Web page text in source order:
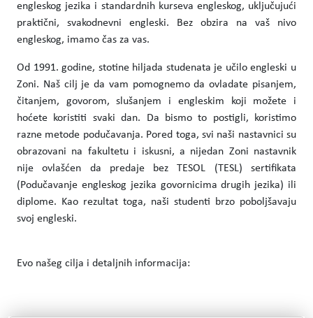
engleskog jezika i standardnih kurseva engleskog, uključujući
praktični, svakodnevni engleski. Bez obzira na vaš nivo
engleskog, imamo čas za vas.
Od 1991. godine, stotine hiljada studenata je učilo engleski u
Zoni. Naš cilj je da vam pomognemo da ovladate pisanjem,
čitanjem, govorom, slušanjem i engleskim koji možete i
hoćete koristiti svaki dan. Da bismo to postigli, koristimo
razne metode podučavanja. Pored toga, svi naši nastavnici su
obrazovani na fakultetu i iskusni, a nijedan Zoni nastavnik
nije ovlašćen da predaje bez TESOL (TESL) sertifikata
(Podučavanje engleskog jezika govornicima drugih jezika) ili
diplome. Kao rezultat toga, naši studenti brzo poboljšavaju
svoj engleski.
Evo našeg cilja i detaljnih informacija: